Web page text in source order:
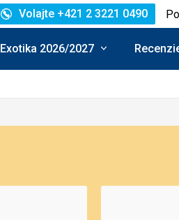
Volajte +421 2 3221 0490
Exotika 2026/2027